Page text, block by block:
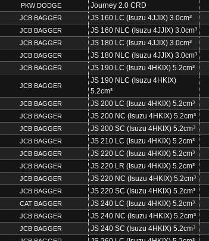
PKW DODGE
Journey 2.0 CRD
JCB BAGGER
JS 160 LC (Isuzu 4JJIX) 3.0cm³
JCB BAGGER
JS 160 NLC (Isuzu 4JJIX) 3.0cm³
JCB BAGGER
JS 180 LC (Isuzu 4JJIX) 3.0cm³
JCB BAGGER
JS 180 NLC (Isuzu 4JJIX) 3.0cm³
JCB BAGGER
JS 190 LC (Isuzu 4HKIX) 5.2cm³
JCB BAGGER
JS 190 NLC (Isuzu 4HKIX)
5.2cm³
JCB BAGGER JS 200 LC (Isuzu 4HKIX) 5.2cm³
JCB BAGGER
JS 200 NC (Isuzu 4HKIX) 5.2cm³
JCB BAGGER
JS 200 SC (Isuzu 4HKIX) 5.2cm³
JCB BAGGER
JS 210 LC (Isuzu 4HKIX) 5.2cm³
JCB BAGGER
JS 220 LC (Isuzu 4HKIX) 5.2cm³
JCB BAGGER
JS 220 LR (Isuzu 4HKIX) 5.2cm³
JCB BAGGER
JS 220 NC (Isuzu 4HKIX) 5.2cm³
JCB BAGGER
JS 220 SC (Isuzu 4HKIX) 5.2cm³
CAT BAGGER
JS 240 LC (Isuzu 4HKIX) 5.2cm³
JCB BAGGER
JS 240 NC (Isuzu 4HKIX) 5.2cm³
JCB BAGGER
JS 240 SC (Isuzu 4HKIX) 5.2cm³